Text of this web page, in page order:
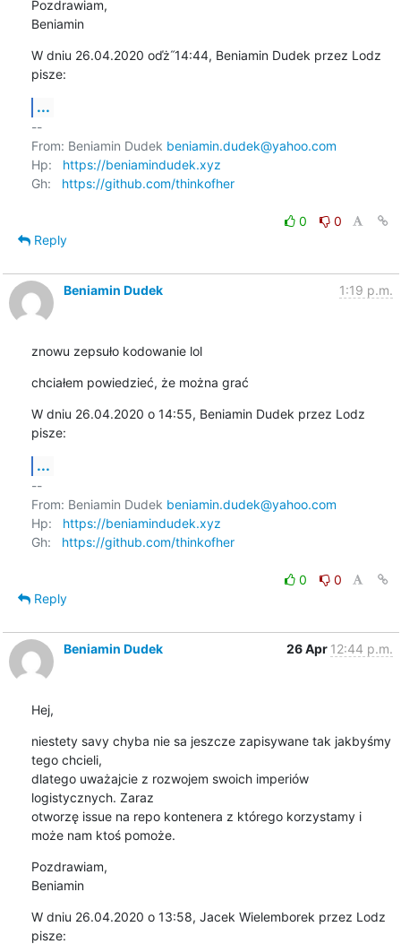
Pozdrawiam,
Beniamin
W dniu 26.04.2020 oďż˝14:44, Beniamin Dudek przez Lodz
pisze:
...
--
From: Beniamin Dudek beniamin.dudek@yahoo.com
Hp: https://beniamindudek.xyz
Gh: https://github.com/thinkofher
0
0
Reply
Beniamin Dudek 1:19 p.m.
znowu zepsuło kodowanie lol
chciałem powiedzieć, że można grać
W dniu 26.04.2020 o 14:55, Beniamin Dudek przez Lodz
pisze:
...
--
From: Beniamin Dudek beniamin.dudek@yahoo.com
Hp: https://beniamindudek.xyz
Gh: https://github.com/thinkofher
0
0
Reply
Beniamin Dudek 26 Apr 12:44 p.m.
Hej,
niestety savy chyba nie sa jeszcze zapisywane tak jakbyśmy
tego chcieli,
dlatego uważajcie z rozwojem swoich imperiów
logistycznych. Zaraz
otworzę issue na repo kontenera z którego korzystamy i
może nam ktoś pomoże.
Pozdrawiam,
Beniamin
W dniu 26.04.2020 o 13:58, Jacek Wielemborek przez Lodz
pisze: